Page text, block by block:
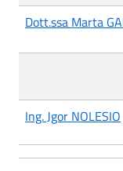
Dott.ssa Marta
Ing. Jgor NOLESIO